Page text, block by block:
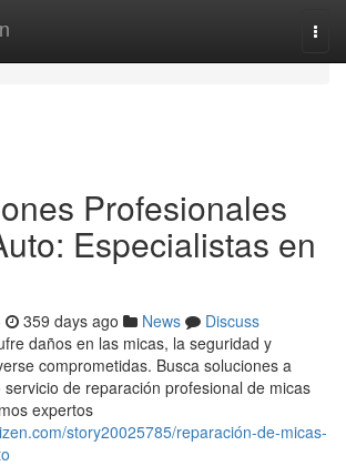
Profesionales
Especialistas en
359 days ago News
Discuss
daños en las micas, la seguridad y
comprometidas. Busca soluciones a
de reparación profesional de micas
expertos
story20025785/reparación-de-micas-